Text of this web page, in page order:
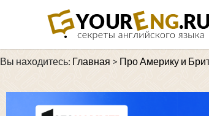
Вы находитесь: Главная > Про Америку и